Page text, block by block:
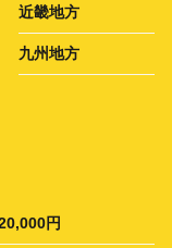
近畿地方
九州地方
円